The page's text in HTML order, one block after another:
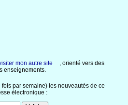
mon autre site
, orienté vers des
enseignements.
par semaine) les nouveautés de ce
électronique :